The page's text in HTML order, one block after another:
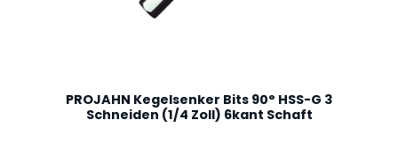
PROJAHN Kegelsenker Bits 90° HSS-G 3
Schneiden (1/4 Zoll) 6kant Schaft